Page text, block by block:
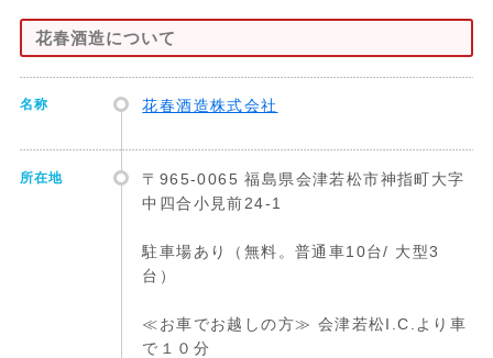
花春酒造について
名称 花春酒造株式会社
所在地
〒965-0065 福島県会津若松市神指町大字
中四合小見前24-1
駐車場あり（無料。普通車10台/ 大型3
台）
≪お車でお越しの方≫ 会津若松I.C.より車
で１０分